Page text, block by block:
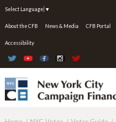
Select Language ▼
About the CFB News & Media CFB Portal
Accessibility